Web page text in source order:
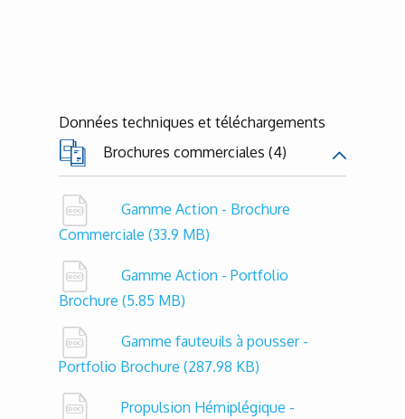
Données techniques et téléchargements
Brochures commerciales (4)
Gamme Action - Brochure
Commerciale (33.9 MB)
Gamme Action - Portfolio
Brochure (5.85 MB)
Gamme fauteuils à pousser -
Portfolio Brochure (287.98 KB)
Propulsion Hémiplégique -